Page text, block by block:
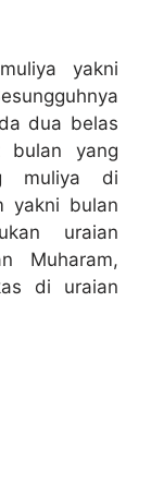
yakni
dua belas
bulan yang
muliya di
yakni bulan
uraian
Muharam,
di uraian